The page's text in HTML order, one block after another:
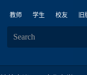
教师 学生 校友 旧